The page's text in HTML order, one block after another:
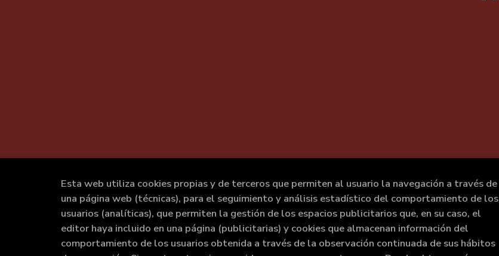
Esta web utiliza cookies propias y de terceros que permiten al usuario la navegación a través de
una página web (técnicas), para el seguimiento y análisis estadístico del comportamiento de los
usuarios (analíticas), que permiten la gestión de los espacios publicitarios que, en su caso, el
editor haya incluido en una página (publicitarias) y cookies que almacenan información del
comportamiento de los usuarios obtenida a través de la observación continuada de sus hábitos